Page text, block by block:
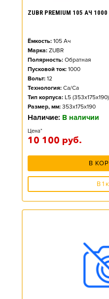
ZUBR PREMIUM 105 АЧ
Ёмкость: 105 Ач
Марка: ZUBR
Полярность: Обратная
Пусковой ток: 1000
Вольт: 12
Технология: Ca/Ca
Тип корпуса: L5
Размер, мм: 353x175x190
Наличие: В наличии
Цена*
10 100 руб.
В
В 1